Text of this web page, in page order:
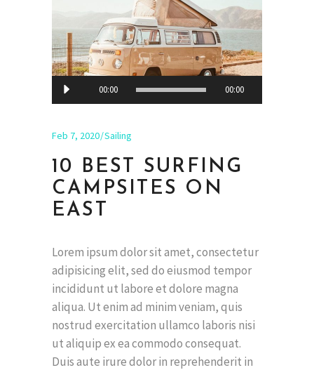
Audio
Player
00:00 00:00
Feb 7, 2020 Sailing
10 BEST SURFING
CAMPSITES ON
EAST
Lorem ipsum dolor sit amet, consectetur
adipisicing elit, sed do eiusmod tempor
incididunt ut labore et dolore magna
aliqua. Ut enim ad minim veniam, quis
nostrud exercitation ullamco laboris nisi
ut aliquip ex ea commodo consequat.
Duis aute irure dolor in reprehenderit in